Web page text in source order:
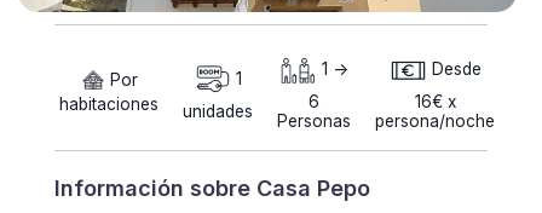
Por
habitaciones
1
unidades
1 ->
6
Personas
Desde
16€ x
persona/noche
Información sobre Casa Pepo